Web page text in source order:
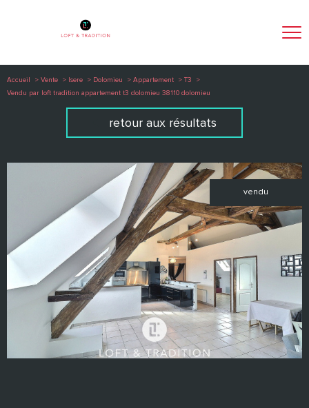
Accueil Vente Isere Dolomieu Appartement
T3
Vendu par loft tradition appartement t3 dolomieu 38110 dolomieu
retour aux résultats
vendu